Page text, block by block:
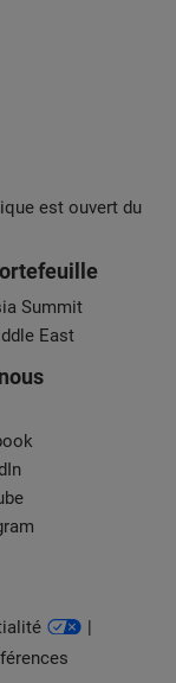
est ouvert du
Summit
East